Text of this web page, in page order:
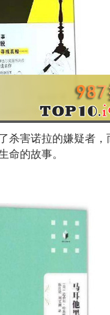
杀害诺拉的嫌疑者，
命的故事。